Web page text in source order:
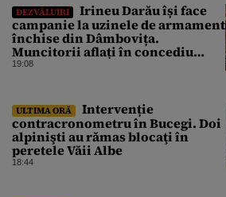
DEZVĂLUIRI
Irineu Darău își face
campanie la uzinele de armament
închise din Dâmbovița.
Muncitorii aflați în concediu
forțat din cauza lipsei comenzilor
19:08
ULTIMA ORĂ
Intervenție
contracronometru în Bucegi. Doi
alpinişti au rămas blocaţi în
peretele Văii Albe
18:44